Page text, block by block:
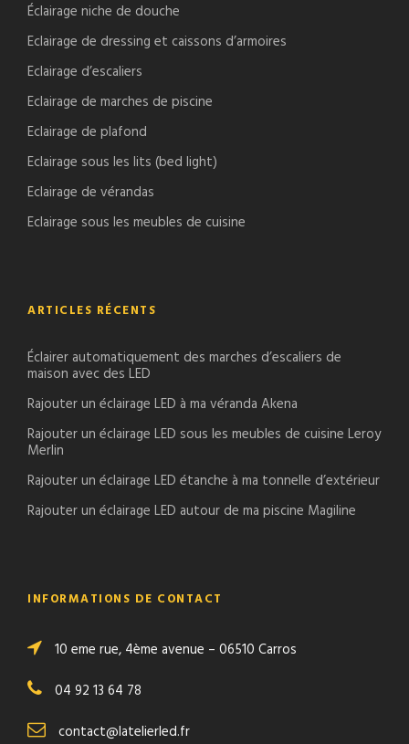
Éclairage niche de douche
Eclairage de dressing et caissons d’armoires
Eclairage d’escaliers
Eclairage de marches de piscine
Eclairage de plafond
Eclairage sous les lits (bed light)
Eclairage de vérandas
Eclairage sous les meubles de cuisine
ARTICLES RÉCENTS
Éclairer automatiquement des marches d’escaliers de
maison avec des LED
Rajouter un éclairage LED à ma véranda Akena
Rajouter un éclairage LED sous les meubles de cuisine Leroy
Merlin
Rajouter un éclairage LED étanche à ma tonnelle d’extérieur
Rajouter un éclairage LED autour de ma piscine Magiline
INFORMATIONS DE CONTACT
10 eme rue, 4ème avenue – 06510 Carros
04 92 13 64 78
contact@latelierled.fr